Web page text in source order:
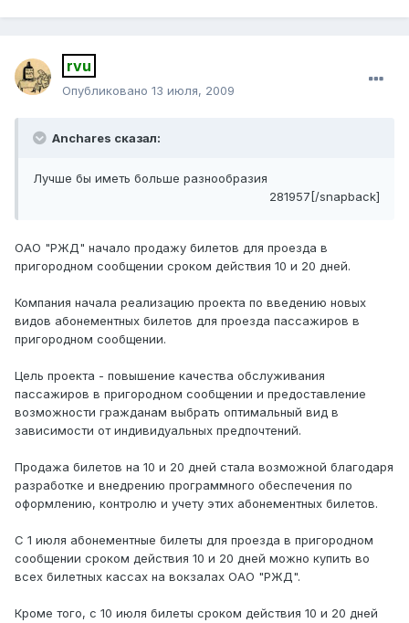
rvu
Опубликовано 13 июля, 2009
Anchares сказал:
Лучше бы иметь больше разнообразия
281957[/snapback]
ОАО "РЖД" начало продажу билетов для проезда в
пригородном сообщении сроком действия 10 и 20 дней.
Компания начала реализацию проекта по введению новых
видов абонементных билетов для проезда пассажиров в
пригородном сообщении.
Цель проекта - повышение качества обслуживания
пассажиров в пригородном сообщении и предоставление
возможности гражданам выбрать оптимальный вид в
зависимости от индивидуальных предпочтений.
Продажа билетов на 10 и 20 дней стала возможной благодаря
разработке и внедрению программного обеспечения по
оформлению, контролю и учету этих абонементных билетов.
С 1 июля абонементные билеты для проезда в пригородном
сообщении сроком действия 10 и 20 дней можно купить во
всех билетных кассах на вокзалах ОАО "РЖД".
Кроме того, с 10 июля билеты сроком действия 10 и 20 дней